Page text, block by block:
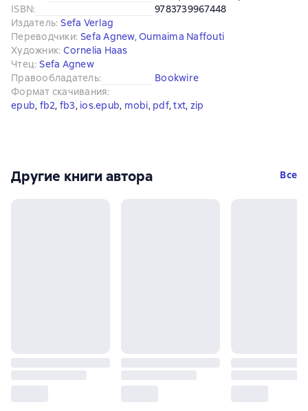
ISBN:
9783739967448
Издатель: Sefa Verlag
Переводчики: Sefa Agnew, Oumaima Naffouti
Художник: Cornelia Haas
Чтец: Sefa Agnew
Правообладатель:
Bookwire
Формат скачивания:
epub, fb2, fb3, ios.epub, mobi, pdf, txt, zip
Другие книги автора Все